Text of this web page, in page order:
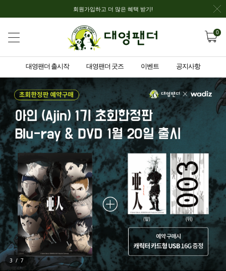
회원가입하고 더 많은 혜택 받기!
0
대영팬더 출시작 대영팬더 굿즈 이벤트 공지사항
3 / 7